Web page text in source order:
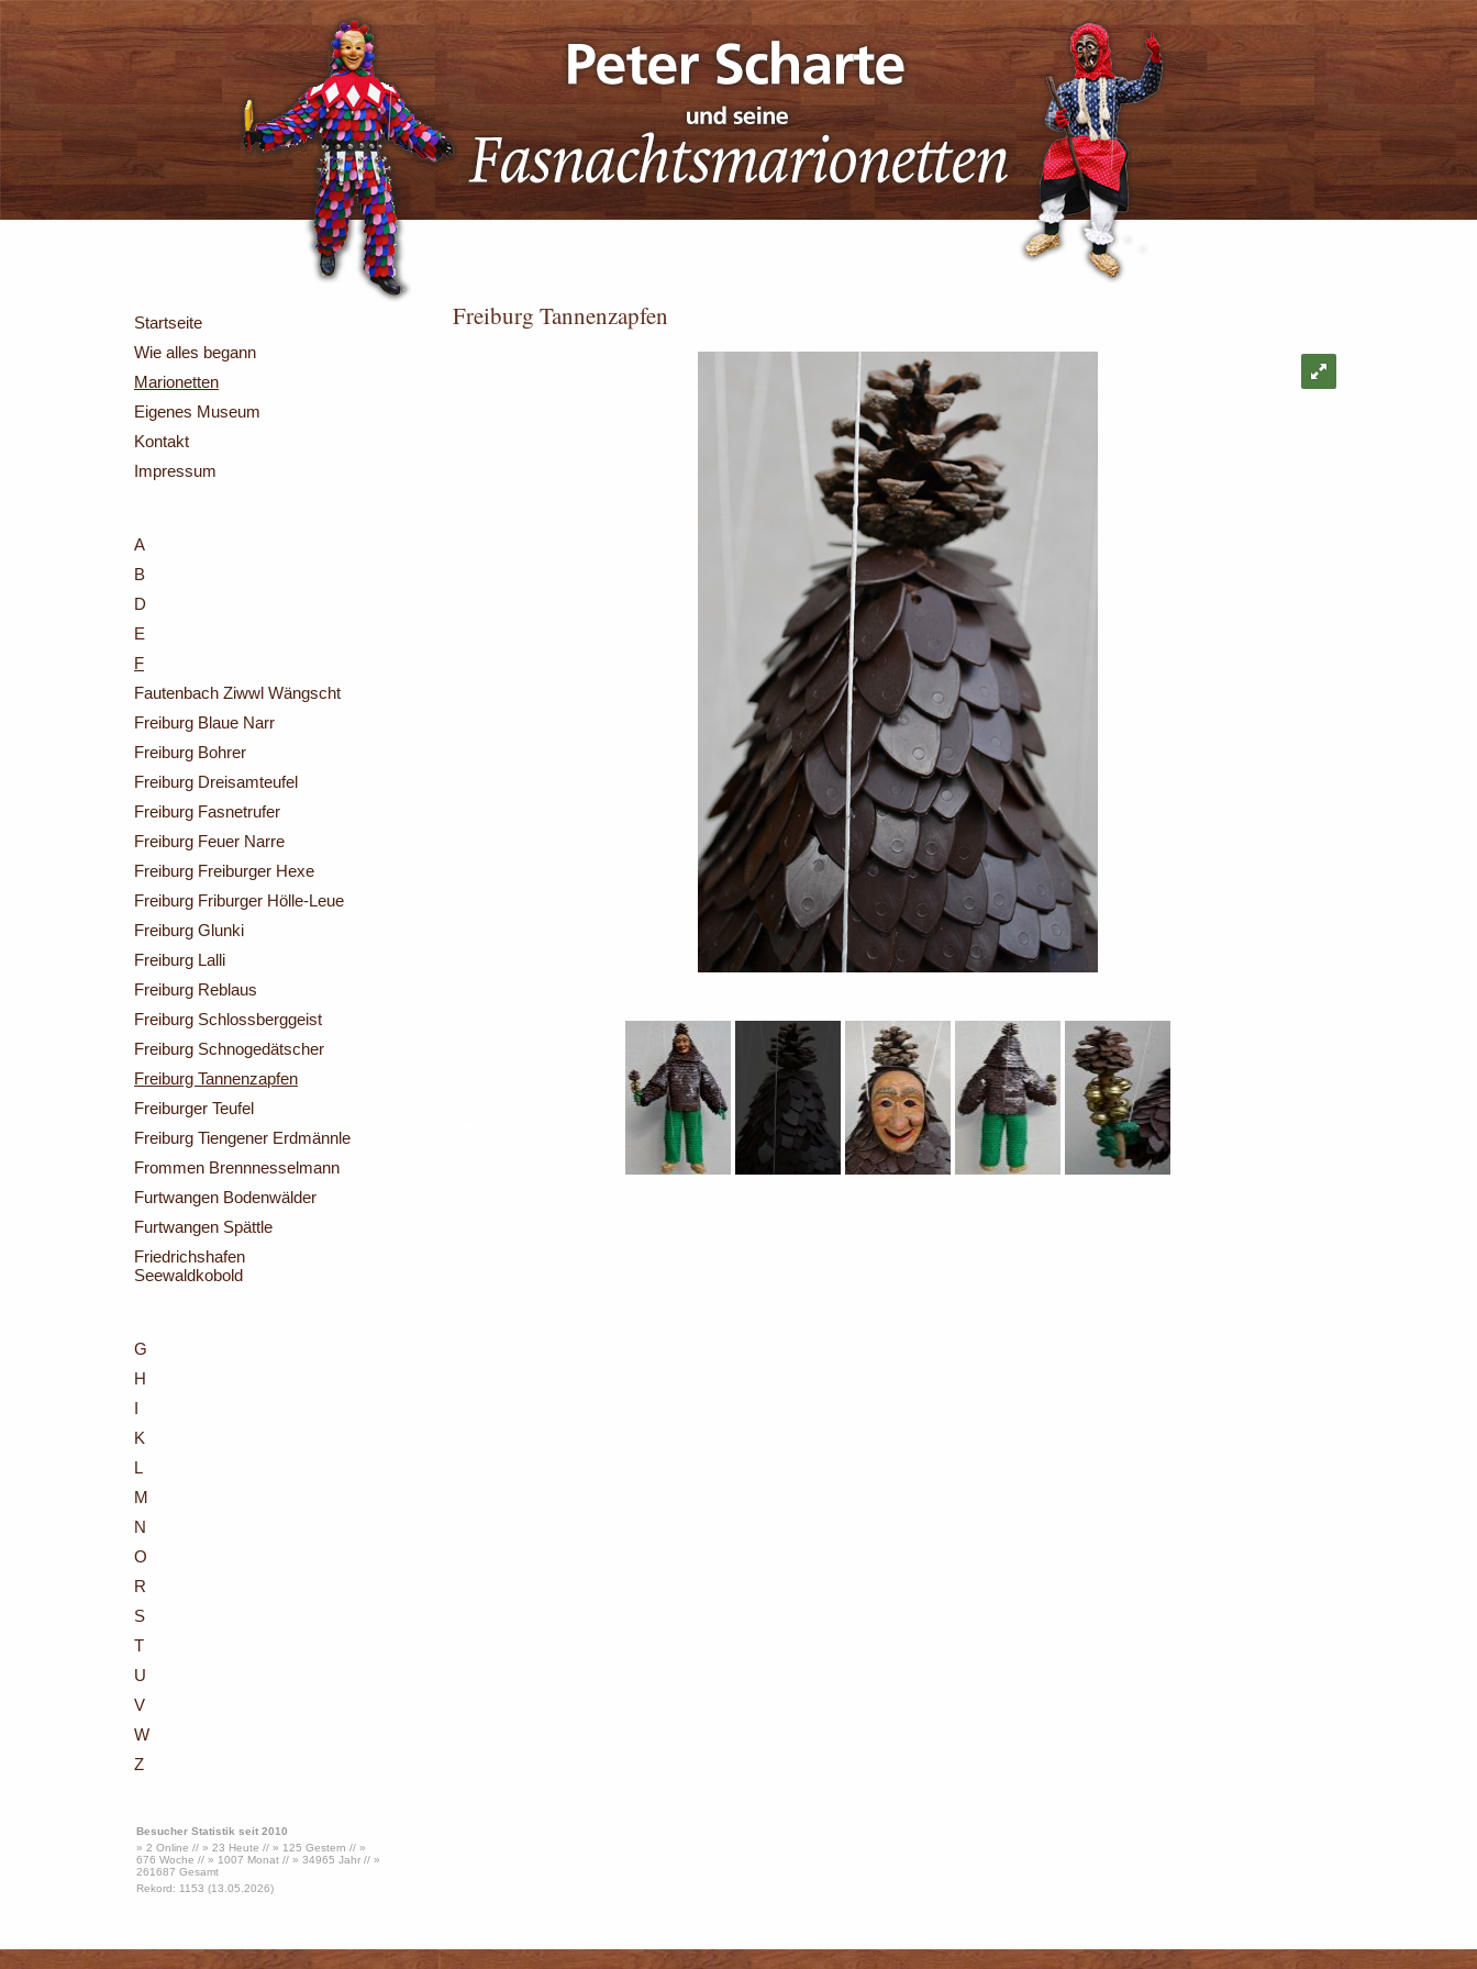
Startseite
Wie alles begann
Marionetten
Eigenes Museum
Kontakt
Impressum
A
B
D
E
F
Fautenbach Ziwwl Wängscht
Freiburg Blaue Narr
Freiburg Bohrer
Freiburg Dreisamteufel
Freiburg Fasnetrufer
Freiburg Feuer Narre
Freiburg Freiburger Hexe
Freiburg Friburger Hölle-Leue
Freiburg Glunki
Freiburg Lalli
Freiburg Reblaus
Freiburg Schlossberggeist
Freiburg Schnogedätscher
Freiburg Tannenzapfen
Freiburger Teufel
Freiburg Tiengener Erdmännle
Frommen Brennnesselmann
Furtwangen Bodenwälder
Furtwangen Spättle
Friedrichshafen
Seewaldkobold
G
H
I
K
L
M
N
O
R
S
T
U
V
W
Z
Besucher Statistik seit 2010
» 2 Online // » 23 Heute // » 125 Gestern // »
676 Woche // » 1007 Monat // » 34965 Jahr // »
261687 Gesamt
Rekord: 1153 (13.05.2026)
Freiburg Tannenzapfen